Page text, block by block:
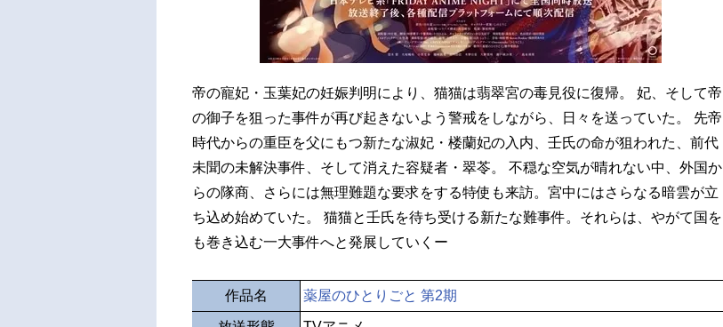
帝の寵妃・玉葉妃の妊娠判明により、猫猫は翡翠宮の毒見役に復帰。 妃、そして帝
の御子を狙った事件が再び起きないよう警戒をしながら、日々を送っていた。 先帝
時代からの重臣を父にもつ新たな淑妃・楼蘭妃の入内、壬氏の命が狙われた、前代
未聞の未解決事件、そして消えた容疑者・翠苓。 不穏な空気が晴れない中、外国か
らの隊商、さらには無理難題な要求をする特使も来訪。宮中にはさらなる暗雲が立
ち込め始めていた。 猫猫と壬氏を待ち受ける新たな難事件。それらは、やがて国を
も巻き込む一大事件へと発展していくー
作品名 薬屋のひとりごと 第2期